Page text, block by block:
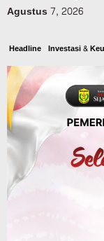
Agustus 7, 2026
Headline Investasi &
KUA-PPAS
Miliar,
1,37 Triliun,
SiLPA
Agustus 7, 2026
Kalsel
Operasi
Kalsel